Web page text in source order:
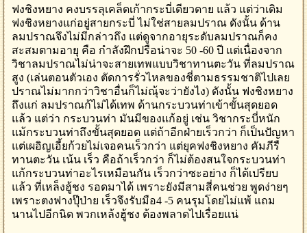
ฟงชิงหยาง คงบรรลุเคล็ดเก้ากระบี่เดียวดาย แล้ว แต่ว่าเดิม
ฟงชิงหยางแก่อยู่สายกระบี่ ไม่ใช่สายลมปราณ ดังนั้น ด้าน
ลมปราณจึงไม่มีกล่าวถึง แต่ดูจากอายุระดับลมปราณก็คง
สะสมตามอายุ คือ กำลังฝึกปรือน่าจะ 50 -60 ปี แต่เนื่องจาก
วิชาลมปราณไม่น่าจะสายเทพแบบวิชาทานตะวัน ที่ลมปราณ
สูง (เล่นตอนตัวเอง ตัดการรั่วไหลของชี่ตามธรรมชาติไปเลย
ปราณไม่มากกว่าวิชาอื่นก็ไม่ณุ้จะว่ายังไง) ดังนั้น ฟงชิงหยาง
ถึงแก่ ลมปราณก้ไม่ได้เทพ ด้านกระบวนท่าเข้าขั้นสุดยอด
แล้ว แต่ว่า กระบวนท่า มันมีของแก้อยู่ เช่น วิชากระบี่หนัก
แม้กระบวนท่าถึงขั้นสุดยอด แต่ถ้าอีกฝ่ายเร็วกว่า ก็เป็นปัญหา
แต่เผอิญเอี้ยก้วยไม่เจอคนเร็วกว่า แต่ยุคฟงชิงหยาง คัมภีรื
ทานตะวัน เน้น เร็ว คือถ้าเร็วกว่า ก็ไม่ต้องสนใจกระบวนท่า
แก้กระบวนท่าอะไรเหมือนกัน เร็วกว่าซะอย่าง ก็ได้เปรียบ
แล้ว ที่เหล็งฮู้ชง รอดมาได้ เพราะยังมีสามสี่คนช่วย พูดง่ายๆ
เพราะตงฟางปุ๊ป่าย เร็วจึงรับมือ4 -5 คนรุมโดยไม่แพ้ แถม
นานไปอีกนิด พวกเหล้งฮู้ชง ต้องพลาดไปเรื่อยแน่